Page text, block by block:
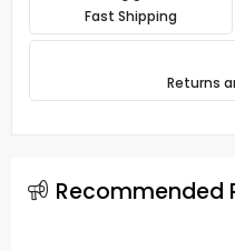
Fast Shipping
Returns
Recommended